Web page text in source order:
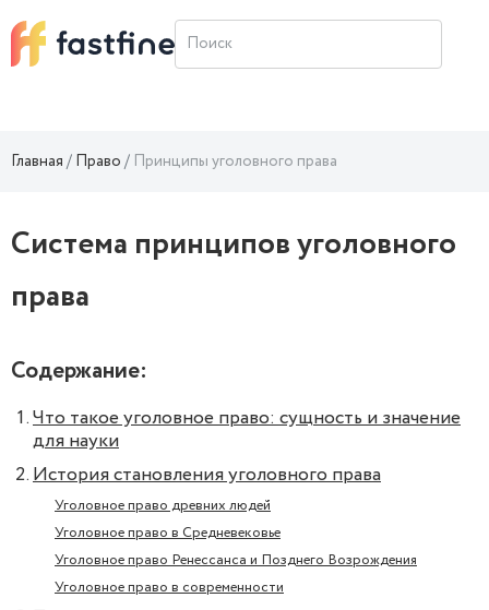
Главная Право Принципы уголовного права
Система принципов уголовного
права
Содержание:
Что такое уголовное право: сущность и значение
для науки
История становления уголовного права
Уголовное право древних людей
Уголовное право в Средневековье
Уголовное право Ренессанса и Позднего Возрождения
Уголовное право в современности